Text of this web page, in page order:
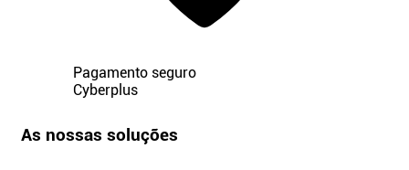
Pagamento seguro
Cyberplus
As nossas soluções